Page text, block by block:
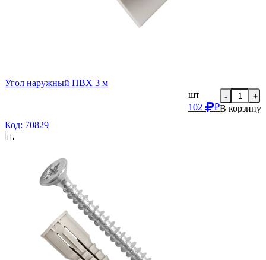
Угол наружный ПВХ 3 м
шт
102
₽
- +
В корзину
Код: 70829